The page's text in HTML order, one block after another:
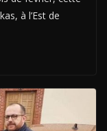
à l’Est de